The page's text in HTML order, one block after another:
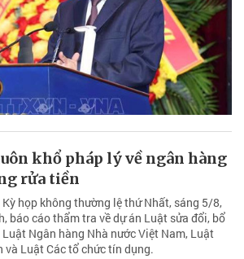
khổ pháp lý về ngân hàng
rửa tiền
họp không thường lệ thứ Nhất, sáng 5/8,
báo cáo thẩm tra về dự án Luật sửa đổi, bổ
Ngân hàng Nhà nước Việt Nam, Luật
và Luật Các tổ chức tín dụng.